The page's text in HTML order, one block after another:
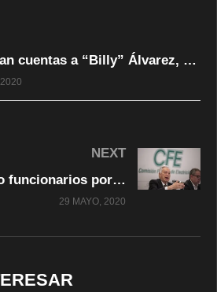
Congelan cuentas a “Billy” Álvarez, presidente del Cruz Azul
NEXT
Suspenden a cuatro funcionarios por compra de ventiladores a hijo de Bartlett
29 MAYO, 2020